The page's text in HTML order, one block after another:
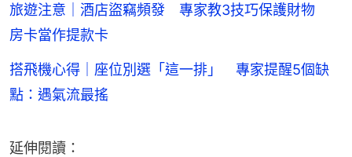
旅遊注意｜酒店盜竊頻發 專家教3技巧保護財物
房卡當作提款卡
搭飛機心得｜座位別選「這一排」 專家提醒5個缺
點：遇氣流最搖
延伸閱讀：